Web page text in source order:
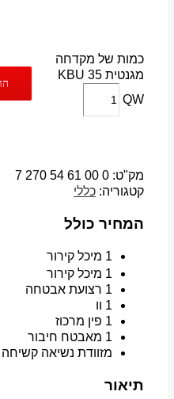
כמות של מקדחה
מגנטית KBU 35
QW
מק"ט: 0 00 61 54 270 7
קטגוריה: כללי
המחיר כולל
1 מיכל קירור
1 מיכל קירור
1 רצועת אבטחה
1 וו
1 פין מרכוז
1 מאבטח חיבור
מזוודת נשיאה קשיחה
תיאור